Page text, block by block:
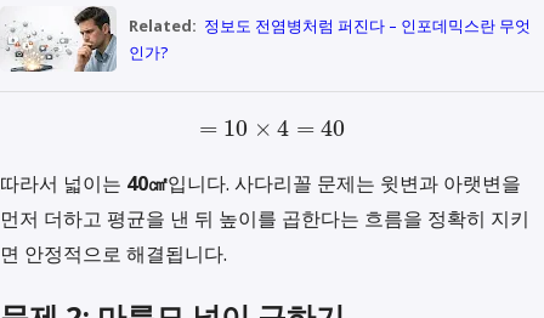
Related: 정보도 전염병처럼 퍼진다 – 인포데믹스란 무엇
인가?
= 10 × 4 = 40
따라서 넓이는 40㎠입니다. 사다리꼴 문제는 윗변과 아랫변을
먼저 더하고 평균을 낸 뒤 높이를 곱한다는 흐름을 정확히 지키
면 안정적으로 해결됩니다.